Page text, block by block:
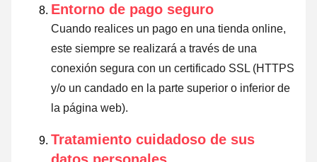
Entorno de pago seguro
Cuando realices un pago en una tienda online,
este siempre se realizará a través de una
conexión segura con un certificado SSL (HTTPS
y/o un candado en la parte superior o inferior de
la página web).
Tratamiento cuidadoso de sus